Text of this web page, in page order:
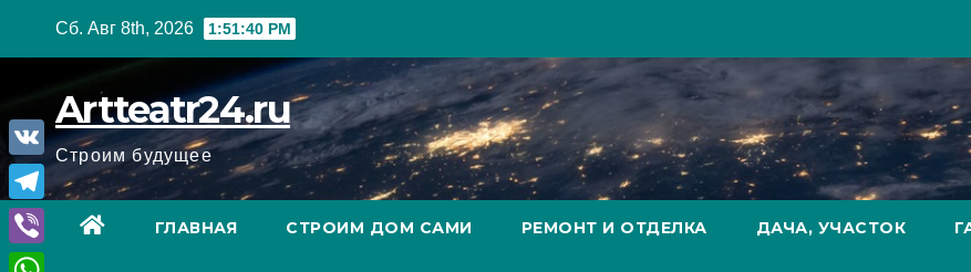
Сб. Авг 8th, 2026 1:51:41 PM
Artteatr24.ru
Строим будущее
ГЛАВНАЯ СТРОИМ ДОМ САМИ РЕМОНТ И ОТДЕЛКА ДАЧА, УЧАСТОК
V
K
T
e
V